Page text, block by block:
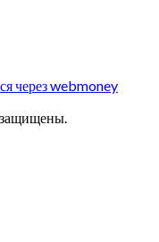
через webmoney